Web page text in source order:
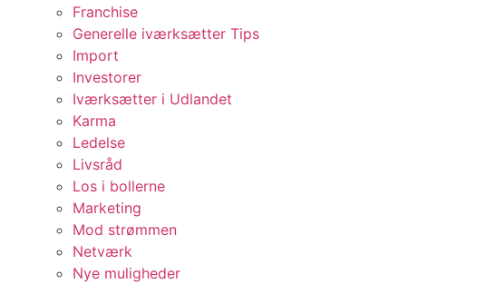
Franchise
Generelle iværksætter Tips
Import
Investorer
Iværksætter i Udlandet
Karma
Ledelse
Livsråd
Los i bollerne
Marketing
Mod strømmen
Netværk
Nye muligheder